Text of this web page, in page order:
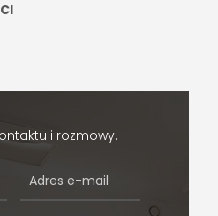
i rozmowy.